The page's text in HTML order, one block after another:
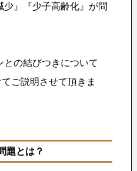
』『少子高齢化』が問
の結びつきについて
ご説明させて頂きま
題とは？